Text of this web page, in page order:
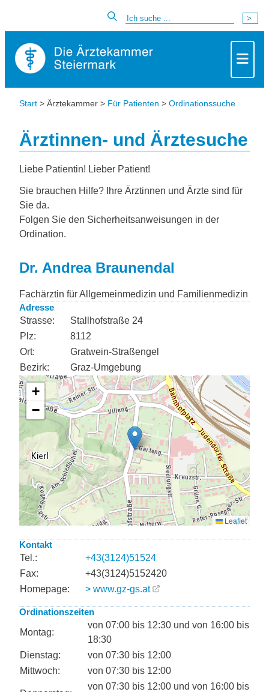
Start > Ärztekammer > Für Patienten > Ordinationssuche
Ärztinnen- und Ärztesuche
Liebe Patientin! Lieber Patient!
Sie brauchen Hilfe? Ihre Ärztinnen und Ärzte sind für
Sie da.
Folgen Sie den Sicherheitsanweisungen in der
Ordination.
Dr. Andrea Braunendal
Fachärztin für Allgemeinmedizin und Familienmedizin
Adresse
Strasse:
Stallhofstraße 24
Plz:
8112
Ort:
Gratwein-Straßengel
Bezirk:
Graz-Umgebung
Kontakt
Tel.:
+43(3124)51524
Fax:
+43(3124)5152420
Homepage:
> www.gz-gs.at
Ordinationszeiten
Montag:
von 07:00 bis 12:30 und von 16:00 bis
18:30
Dienstag:
von 07:30 bis 12:00
Mittwoch:
von 07:30 bis 12:00
von 07:30 bis 12:00 und von 16:00 bis